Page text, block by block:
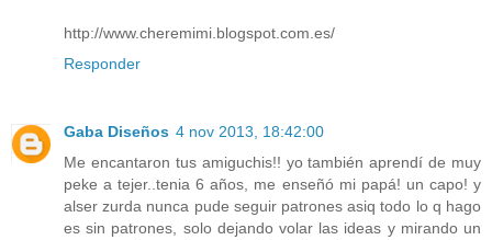
http://www.cheremimi.blogspot.com.es/
Responder
Gaba Diseños 4 nov 2013, 18:42:00
Me encantaron tus amiguchis!! yo también aprendí de muy
peke a tejer..tenia 6 años, me enseñó mi papá! un capo! y
alser zurda nunca pude seguir patrones asiq todo lo q hago
es sin patrones, solo dejando volar las ideas y mirando un